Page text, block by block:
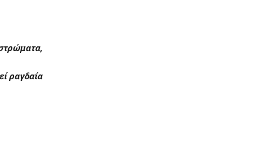
ραγδαία